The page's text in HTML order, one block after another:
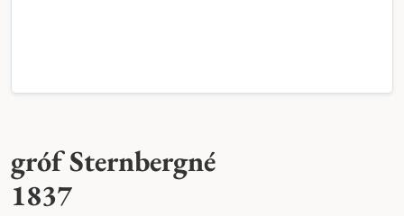
gróf Sternbergné
1837